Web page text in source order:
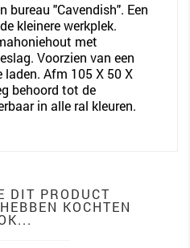
bureau "Cavendish". Een
kleinere werkplek.
met
Voorzien van een
Afm 105 X 50 X
behoord tot de
in alle ral kleuren.
DIT PRODUCT
KOCHTEN